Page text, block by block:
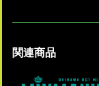
関連商品